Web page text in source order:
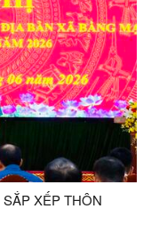
XẾP THÔN